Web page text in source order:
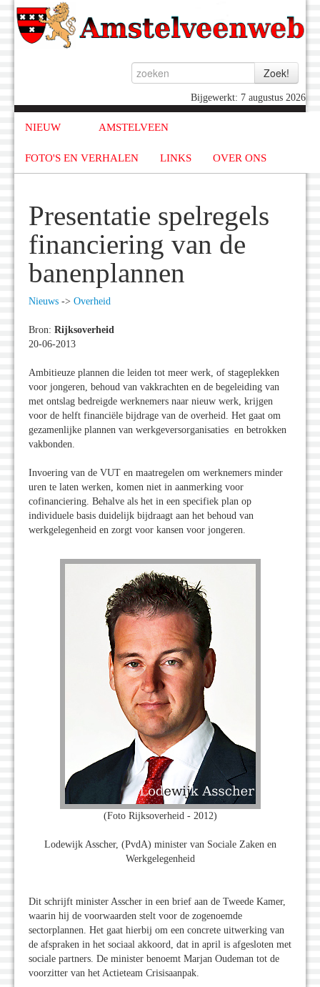
Bijgewerkt: 7 augustus 2026
NIEUW AMSTELVEEN
FOTO'S EN VERHALEN LINKS OVER ONS
Presentatie spelregels
financiering van de
banenplannen
Nieuws -> Overheid
Bron: Rijksoverheid
20-06-2013
Ambitieuze plannen die leiden tot meer werk, of stageplekken
voor jongeren, behoud van vakkrachten en de begeleiding van
met ontslag bedreigde werknemers naar nieuw werk, krijgen
voor de helft financiële bijdrage van de overheid. Het gaat om
gezamenlijke plannen van werkgeversorganisaties en betrokken
vakbonden.
Invoering van de VUT en maatregelen om werknemers minder
uren te laten werken, komen niet in aanmerking voor
cofinanciering. Behalve als het in een specifiek plan op
individuele basis duidelijk bijdraagt aan het behoud van
werkgelegenheid en zorgt voor kansen voor jongeren.
(Foto Rijksoverheid - 2012)
Lodewijk Asscher, (PvdA) minister van Sociale Zaken en
Werkgelegenheid
Dit schrijft minister Asscher in een brief aan de Tweede Kamer,
waarin hij de voorwaarden stelt voor de zogenoemde
sectorplannen. Het gaat hierbij om een concrete uitwerking van
de afspraken in het sociaal akkoord, dat in april is afgesloten met
sociale partners. De minister benoemt Marjan Oudeman tot de
voorzitter van het Actieteam Crisisaanpak.